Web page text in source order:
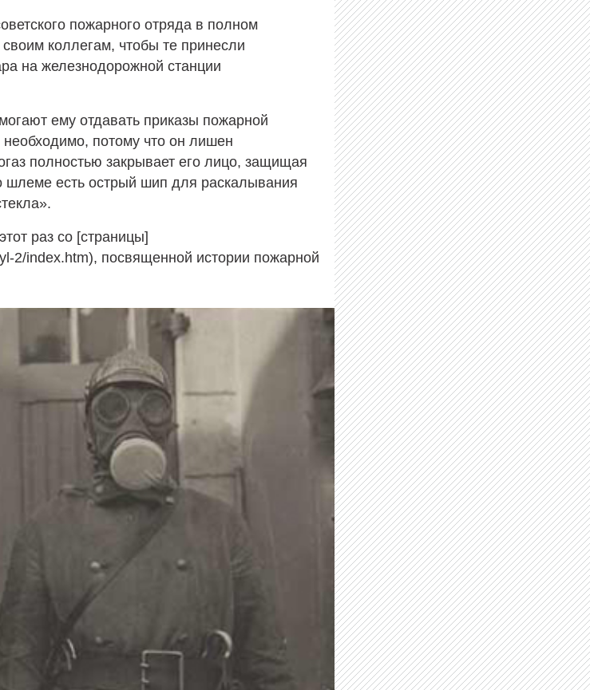
пожарного отряда в полном
коллегам, чтобы те принесли
на железнодорожной станции
ему отдавать приказы пожарной
потому что он лишен
полностью закрывает его лицо, защищая
шлеме есть острый шип для раскалывания
раз со [страницы]
index.htm), посвященной истории пожарной